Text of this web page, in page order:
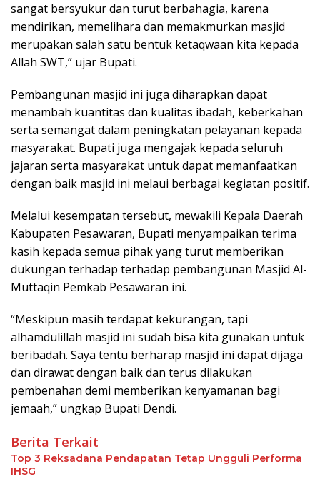
sangat bersyukur dan turut berbahagia, karena
mendirikan, memelihara dan memakmurkan masjid
merupakan salah satu bentuk ketaqwaan kita kepada
Allah SWT,” ujar Bupati.
Pembangunan masjid ini juga diharapkan dapat
menambah kuantitas dan kualitas ibadah, keberkahan
serta semangat dalam peningkatan pelayanan kepada
masyarakat. Bupati juga mengajak kepada seluruh
jajaran serta masyarakat untuk dapat memanfaatkan
dengan baik masjid ini melaui berbagai kegiatan positif.
Melalui kesempatan tersebut, mewakili Kepala Daerah
Kabupaten Pesawaran, Bupati menyampaikan terima
kasih kepada semua pihak yang turut memberikan
dukungan terhadap terhadap pembangunan Masjid Al-
Muttaqin Pemkab Pesawaran ini.
“Meskipun masih terdapat kekurangan, tapi
alhamdulillah masjid ini sudah bisa kita gunakan untuk
beribadah. Saya tentu berharap masjid ini dapat dijaga
dan dirawat dengan baik dan terus dilakukan
pembenahan demi memberikan kenyamanan bagi
jemaah,” ungkap Bupati Dendi.
Berita Terkait
Top 3 Reksadana Pendapatan Tetap Ungguli Performa
IHSG